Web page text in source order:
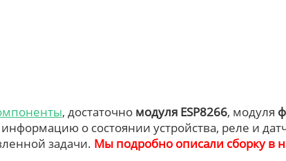
, достаточно модуля ESP8266, модуля
о состоянии устройства, реле и
задачи. Мы подробно описали сборку в